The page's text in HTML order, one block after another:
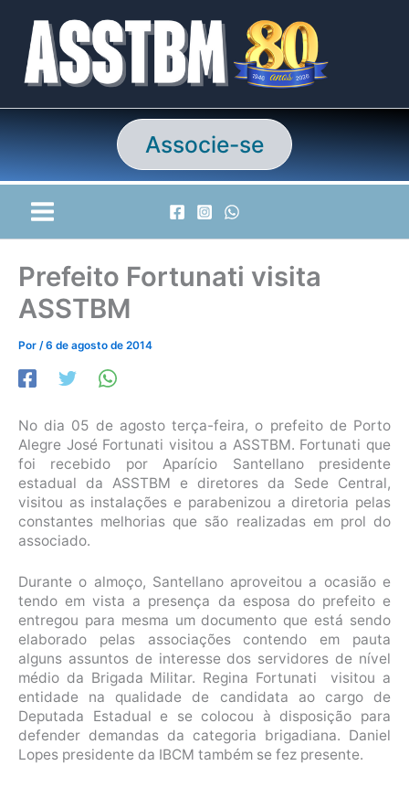
conteúdo
Associe-se
Prefeito Fortunati visita
ASSTBM
Por /6 de agosto de 2014
No dia 05 de agosto terça-feira, o prefeito de Porto
Alegre José Fortunati visitou a ASSTBM. Fortunati que
foi recebido por Aparício Santellano presidente
estadual da ASSTBM e diretores da Sede Central,
visitou as instalações e parabenizou a diretoria pelas
constantes melhorias que são realizadas em prol do
associado.
Durante o almoço, Santellano aproveitou a ocasião e
tendo em vista a presença da esposa do prefeito e
entregou para mesma um documento que está sendo
elaborado pelas associações contendo em pauta
alguns assuntos de interesse dos servidores de nível
médio da Brigada Militar. Regina Fortunati visitou a
entidade na qualidade de candidata ao cargo de
Deputada Estadual e se colocou à disposição para
defender demandas da categoria brigadiana. Daniel
Lopes presidente da IBCM também se fez presente.